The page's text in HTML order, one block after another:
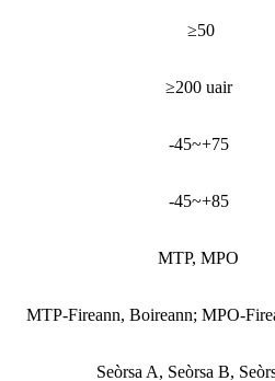
≥50
≥200 uair
-45~+75
-45~+85
MTP, MPO
MTP-Fireann, Boireann; MPO-
Seòrsa A, Seòrsa B,